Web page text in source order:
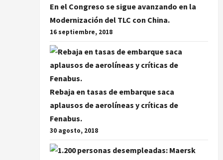
En el Congreso se sigue avanzando en la
Modernización del TLC con China.
16 septiembre, 2018
Rebaja en tasas de embarque saca
aplausos de aerolíneas y críticas de
Fenabus.
30 agosto, 2018